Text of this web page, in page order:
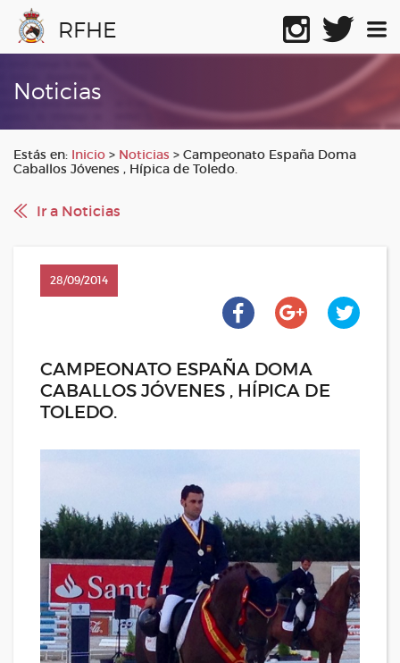
RFHE
Noticias
Estás en: Inicio > Noticias > Campeonato España Doma
Caballos Jóvenes , Hípica de Toledo.
Ir a Noticias
28/09/2014
CAMPEONATO ESPAÑA DOMA
CABALLOS JÓVENES , HÍPICA DE
TOLEDO.